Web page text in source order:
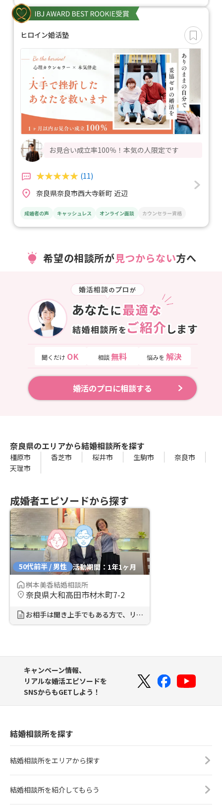
ヒロイン婚活塾
お見合い成立率100％！本気の人限定です
(11)
奈良県奈良市西大寺新町 近辺
成婚者の声 キャッシュレス オンライン面談 カウンセラー資格
希望の相談所が見つからない方へ
聞くだけ OK 相談 無料 悩みを 解決
婚活のプロに相談する
奈良県のエリアから結婚相談所を探す
橿原市 香芝市 桜井市 生駒市
奈良市
天理市
成婚者エピソードから探す
50代前半 / 男性
活動期間：1年1ヶ月
桝本美香結婚相談所
奈良県大和高田市材木町7-2
お相手は聞き上手でもある方で、リラ...
キャンペーン情報、
リアルな婚活エピソードを
SNSからもGETしよう！
結婚相談所を探す
結婚相談所をエリアから探す
結婚相談所を紹介してもらう